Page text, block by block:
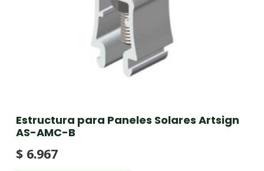
Estructura para Paneles Solares Artsign
AS-AMC-B
$ 6.967